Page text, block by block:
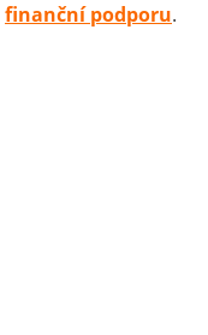
finanční podporu.